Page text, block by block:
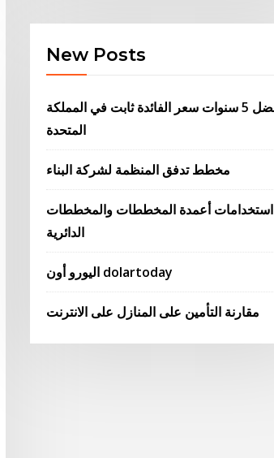
New Posts
أفضل 5 سنوات سعر الفائدة ثابت في المملكة
المتحدة
مخطط تدفق المنظمة لشركة البناء
استخدامات أعمدة المخططات والمخططات
الدائرية
اليورو أون dolartoday
مقارنة التأمين على المنازل على الانترنت